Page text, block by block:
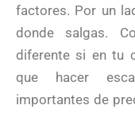
factores. Por un
donde salgas.
diferente si en tu
que hacer
importantes de